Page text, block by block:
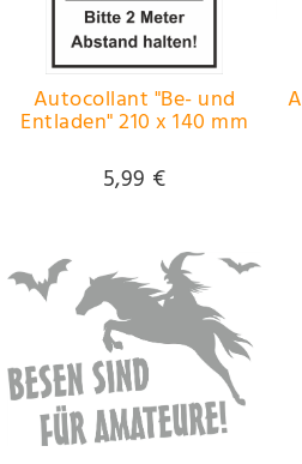
Autocollant "Be- und
Entladen" 210 x 140 mm
5,99 €